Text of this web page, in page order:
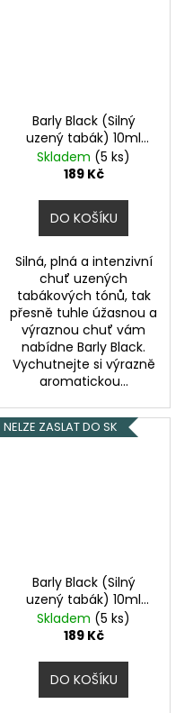
Barly Black (Silný
uzený tabák) 10ml
3mg
Skladem (5 ks)
189 Kč
DO KOŠÍKU
Silná, plná a intenzivní
chuť uzených
tabákových tónů, tak
přesně tuhle úžasnou a
výraznou chuť vám
nabídne Barly Black.
Vychutnejte si výrazně
aromatickou...
NELZE ZASLAT DO SK
Barly Black (Silný
uzený tabák) 10ml
12mg
Skladem (5 ks)
189 Kč
DO KOŠÍKU